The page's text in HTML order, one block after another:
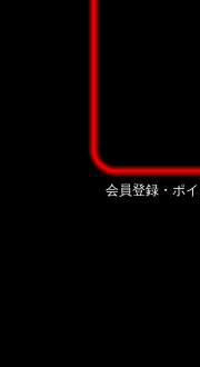
会員登録・ポ